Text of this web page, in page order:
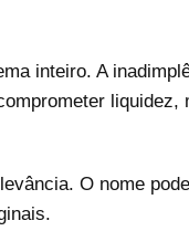
inteiro. A
liquidez,
O nome